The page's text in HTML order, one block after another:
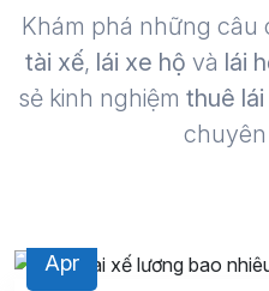
Khám phá những câu
tài xế, lái xe hộ và lái
sẻ kinh nghiệm thuê lái
Apr